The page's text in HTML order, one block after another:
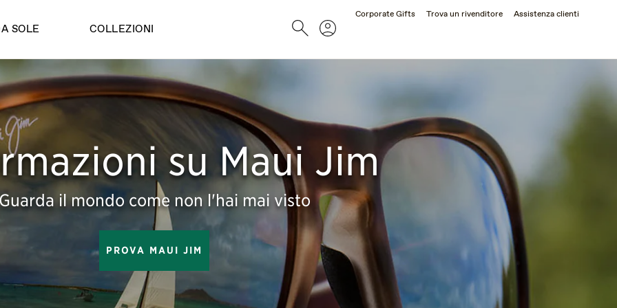
Corporate Gifts Trova un rivenditore Assistenza clienti
SOLE COLLEZIONI RicercaAccount
su Maui Jim
Guarda il mondo come non l'hai mai visto
PROVA MAUI JIM